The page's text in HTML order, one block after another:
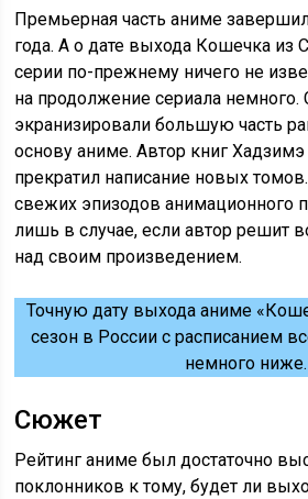
Премьерная часть аниме
года. А о дате выхода Кошечка из
серии по-прежнему ничего не
на продолжение сериала немного.
экранизировали большую часть
основу аниме. Автор книг
прекратил написание новых
свежих эпизодов анимационного
лишь в случае, если автор решит
над своим произведением.
Точную дату выхода аниме
сезон в России с расписанием
немного ниже.
Сюжет
Рейтинг аниме был достаточно
поклонников к тому, будет ли